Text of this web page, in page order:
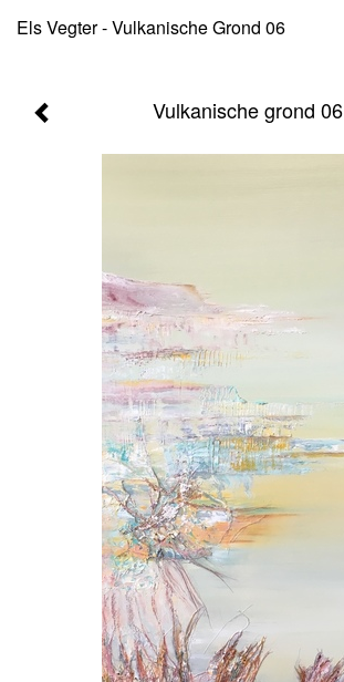
Els Vegter - Vulkanische Grond 06
Vulkanische grond 06